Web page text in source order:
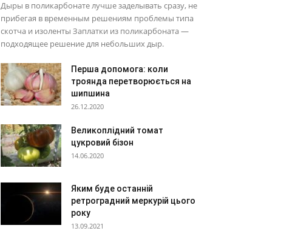
Дыры в поликарбонате лучше заделывать сразу, не
прибегая в временным решениям проблемы типа
скотча и изоленты Заплатки из поликарбоната —
подходящее решение для небольших дыр.
Перша допомога: коли
троянда перетворюється на
шипшина
26.12.2020
Великоплідний томат
цукровий бізон
14.06.2020
Яким буде останній
ретроградний меркурій цього
року
13.09.2021